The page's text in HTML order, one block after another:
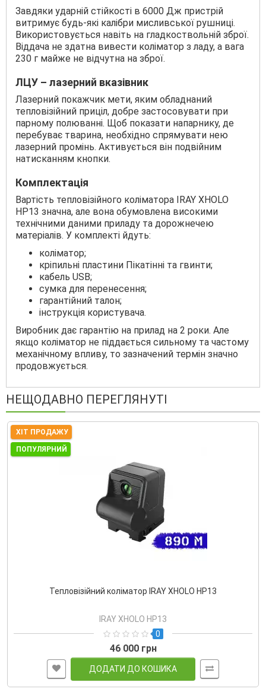
Завдяки ударній стійкості в 6000 Дж пристрій
витримує будь-які калібри мисливської рушниці.
Використовується навіть на гладкоствольній зброї.
Віддача не здатна вивести коліматор з ладу, а вага
230 г майже не відчутна на зброї.
ЛЦУ – лазерний вказівник
Лазерний покажчик мети, яким обладнаний
тепловізійний приціл, добре застосовувати при
парному полюванні. Щоб показати напарнику, де
перебуває тварина, необхідно спрямувати нею
лазерний промінь. Активується він подвійним
натисканням кнопки.
Комплектація
Вартість тепловізійного коліматора IRAY XHOLO
HP13 значна, але вона обумовлена ​​високими
технічними даними приладу та дорожнечею
матеріалів. У комплекті йдуть:
коліматор;
кріпильні пластини Пікатінні та гвинти;
кабель USB;
сумка для перенесення;
гарантійний талон;
інструкція користувача.
Виробник дає гарантію на прилад на 2 роки. Але
якщо коліматор не піддається сильному та частому
механічному впливу, то зазначений термін значно
продовжується.
НЕЩОДАВНО ПЕРЕГЛЯНУТІ
ХІТ ПРОДАЖУ
ПОПУЛЯРНИЙ
Тепловізійний коліматор IRAY XHOLO HP13
IRAY XHOLO HP13
0
46 000 грн
ДОДАТИ ДО КОШИКА